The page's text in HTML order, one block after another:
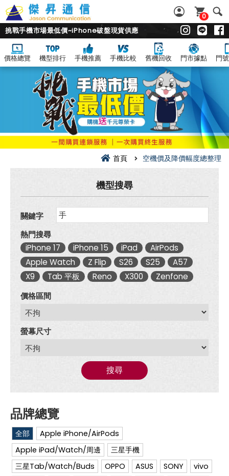
空
度
總
整
0
挑戰手機市場最低價~iPhone破盤現貨供應
價格總覽 機型排行 手機推薦 手機比較 舊機回收 門市據點 門
首頁 空機價及降價幅度總整理
機型搜尋
關鍵字
熱門搜尋
iPhone 17
iPhone 15 iPad
AirPods
Apple Watch
Z Flip S26 S25
A57
X9
Tab 平板 Reno X300
Zenfone
價格區間
螢幕尺寸
搜尋
全部
Apple iPhone/AirPods
Apple iPad/Watch/周邊
三星手機
三星Tab/Watch/Buds
OPPO ASUS SONY
vivo